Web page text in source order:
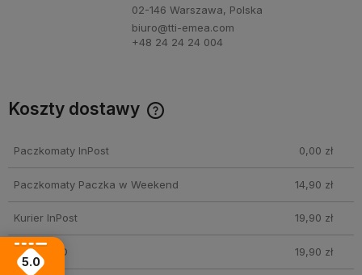
02-146 Warszawa, Polska
biuro@tti-emea.com
+48 24 24 24 004
Koszty dostawy
Paczkomaty InPost 0,00 zł
Paczkomaty Paczka w Weekend 14,90 zł
Kurier InPost 19,90 zł
Kurier DPD 19,90 zł
5.0